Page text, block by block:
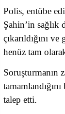
Polis, entübe
Şahin’in
çıkarıldığını
henüz tam
Soruşturmanın
talep etti.